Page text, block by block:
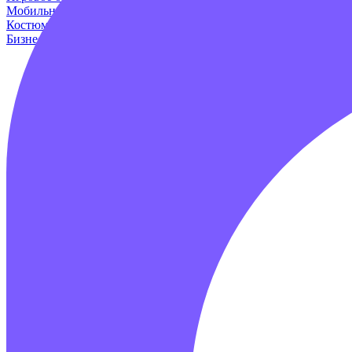
Мобильные аттракционы
Костюмы динозавров
Бизнес наборы